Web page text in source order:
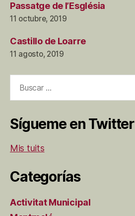
Passatge de l’Església
11 octubre, 2019
Castillo de Loarre
11 agosto, 2019
Sígueme en Twitter
Mis tuits
Categorías
Activitat Municipal